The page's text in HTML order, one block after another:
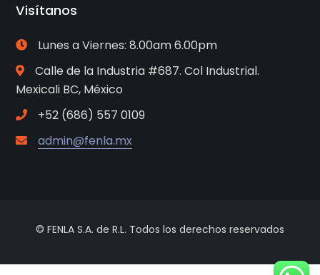
Visítanos
Lunes a Viernes: 8.00am 6.00pm
Calle de la Industria #687. Col Industrial.
Mexicali BC, México
+52 (686) 557 0109
admin@fenla.mx
© FENLA S.A. de R.L. Todos los derechos reservados